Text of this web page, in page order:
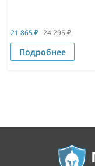
21 865₽ 24 295₽
Подробнее